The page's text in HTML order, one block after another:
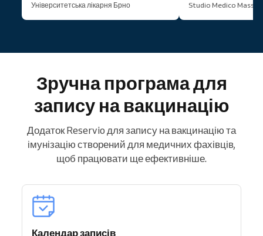
Університетська лікарня Брно Studio Medico
Зручна програма для
запису на вакцинацію
Додаток Reservio для запису на вакцинацію та
імунізацію створений для медичних фахівців,
щоб працювати ще ефективніше.
Календар записів